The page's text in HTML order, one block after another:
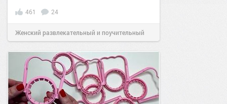
461 24
Женский развлекательный и поучительный
сайт.11:3728 авг 2019